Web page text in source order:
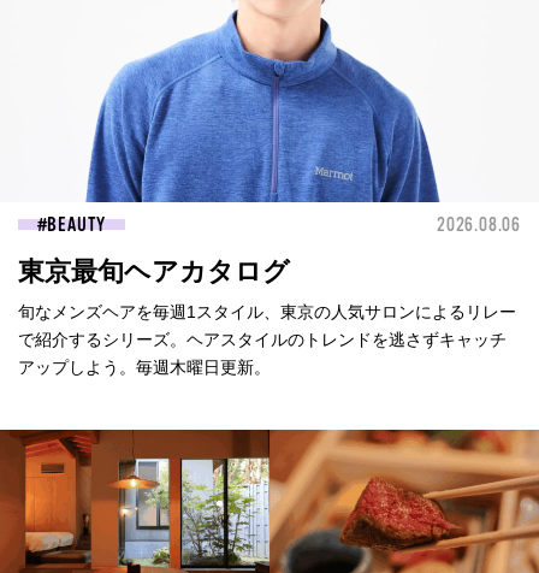
BEAUTY 2026.08.06
東京最旬ヘアカタログ
旬なメンズヘアを毎週1スタイル、東京の人気サロンによるリレー
で紹介するシリーズ。ヘアスタイルのトレンドを逃さずキャッチ
アップしよう。毎週木曜日更新。